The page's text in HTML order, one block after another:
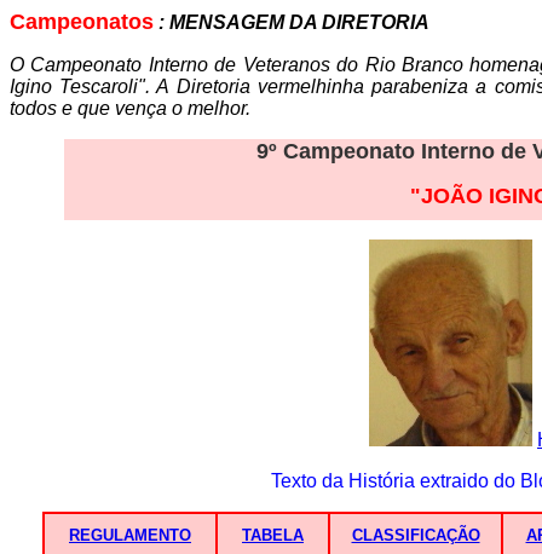
Campeonatos : MENSAGEM DA DIRETORIA
O Campeonato Interno de Veteranos do Rio Branco
Igino Tescaroli". A Diretoria vermelhinha parabeniza a
todos e que vença o melhor.
9º Campeonato Interno de
"JOÃO
Texto da História extraido do
REGULAMENTO TABELA CLASSIFICAÇÃO